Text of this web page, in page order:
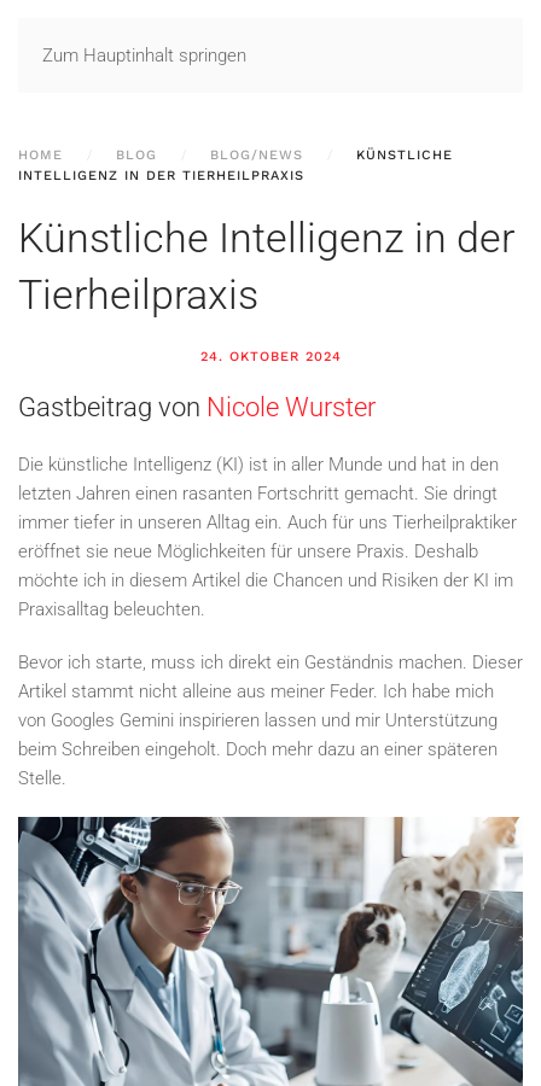
Zum Hauptinhalt springen
HOME BLOG BLOG/NEWS
KÜNSTLICHE
INTELLIGENZ IN DER TIERHEILPRAXIS
Künstliche Intelligenz in der
Tierheilpraxis
24. OKTOBER 2024
Gastbeitrag von Nicole Wurster
Die künstliche Intelligenz (KI) ist in aller Munde und hat in den
letzten Jahren einen rasanten Fortschritt gemacht. Sie dringt
immer tiefer in unseren Alltag ein. Auch für uns Tierheilpraktiker
eröffnet sie neue Möglichkeiten für unsere Praxis. Deshalb
möchte ich in diesem Artikel die Chancen und Risiken der KI im
Praxisalltag beleuchten.
Bevor ich starte, muss ich direkt ein Geständnis machen. Dieser
Artikel stammt nicht alleine aus meiner Feder. Ich habe mich
von Googles Gemini inspirieren lassen und mir Unterstützung
beim Schreiben eingeholt. Doch mehr dazu an einer späteren
Stelle.